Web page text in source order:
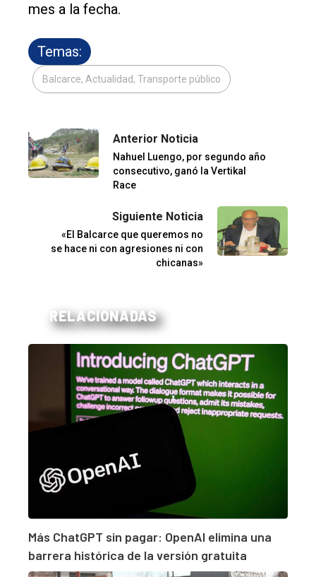
mes a la fecha.
Temas:
Balcarce, Actualidad, Transporte público
Anterior Noticia
Nahuel Luengo, por segundo año
consecutivo, ganó la Vertikal
Race
Siguiente Noticia
«El Balcarce que queremos no
se hace ni con agresiones ni con
chicanas»
RELACIONADAS
Más ChatGPT sin pagar: OpenAI elimina una
barrera histórica de la versión gratuita